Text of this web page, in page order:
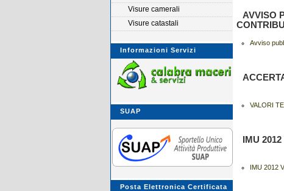
Visure camerali
Visure catastali
Informazioni Servizi
SUAP
Posta Elettronica Certificata
AVVISO
Avviso
VALORI
IMU
IMU 2012